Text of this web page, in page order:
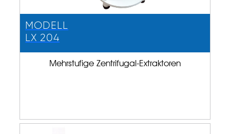
MODELL
LX 204
Mehrstufige Zentrifugal-Extraktoren